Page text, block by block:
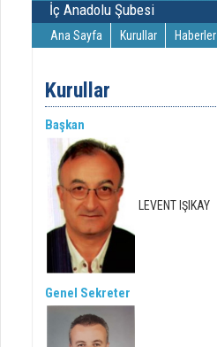
İç Anadolu Şubesi
Ana Sayfa Kurullar Haberler
Kurullar
Başkan
LEVENT IŞIKAY
Genel Sekreter